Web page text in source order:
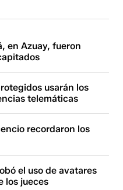
en Azuay, fueron
usarán los
telemáticas
recordaron los
el uso de avatares
los jueces